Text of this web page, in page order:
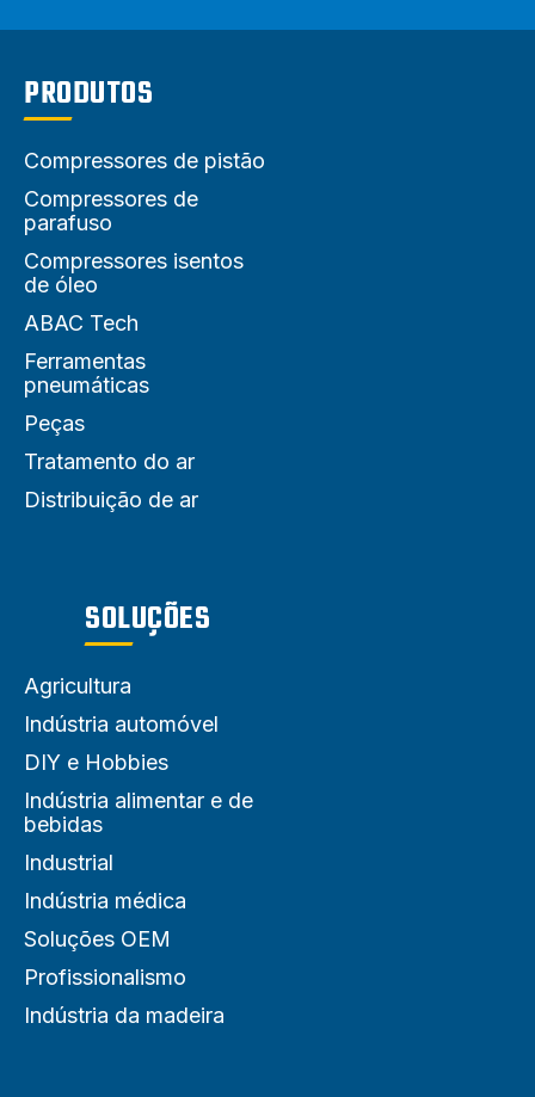
PRODUTOS
Compressores de pistão
Compressores de
parafuso
Compressores isentos
de óleo
ABAC Tech
Ferramentas
pneumáticas
Peças
Tratamento do ar
Distribuição de ar
SOLUÇÕES
Agricultura
Indústria automóvel
DIY e Hobbies
Indústria alimentar e de
bebidas
Industrial
Indústria médica
Soluções OEM
Profissionalismo
Indústria da madeira